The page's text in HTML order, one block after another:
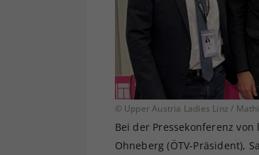
© Upper Austria Ladies Linz /
Bei der Pressekonferenz
Ohneberg (ÖTV-Präsident),